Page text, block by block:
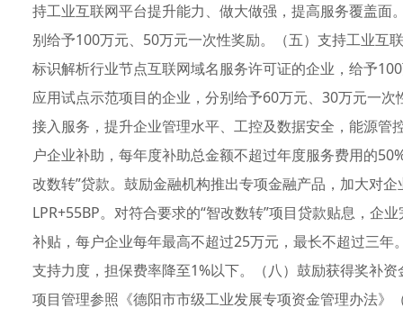
持工业互联网平台提升能力、做大做强，提高服务覆盖
别给予100万元、50万元一次性奖励。（五）支持工业互
标识解析行业节点互联网域名服务许可证的企业，给予
应用试点示范项目的企业，分别给予60万元、30万元一
接入服务，提升企业管理水平、工控及数据安全，能源管
户企业补助，每年度补助总金额不超过年度服务费用的
改数转”贷款。鼓励金融机构推出专项金融产品，加大对
LPR+55BP。对符合要求的“智改数转”项目贷款贴息，企
补贴，每户企业每年最高不超过25万元，最长不超过三年
支持力度，担保费率降至1%以下。（八）鼓励获得奖补
项目管理参照《德阳市市级工业发展专项资金管理办法